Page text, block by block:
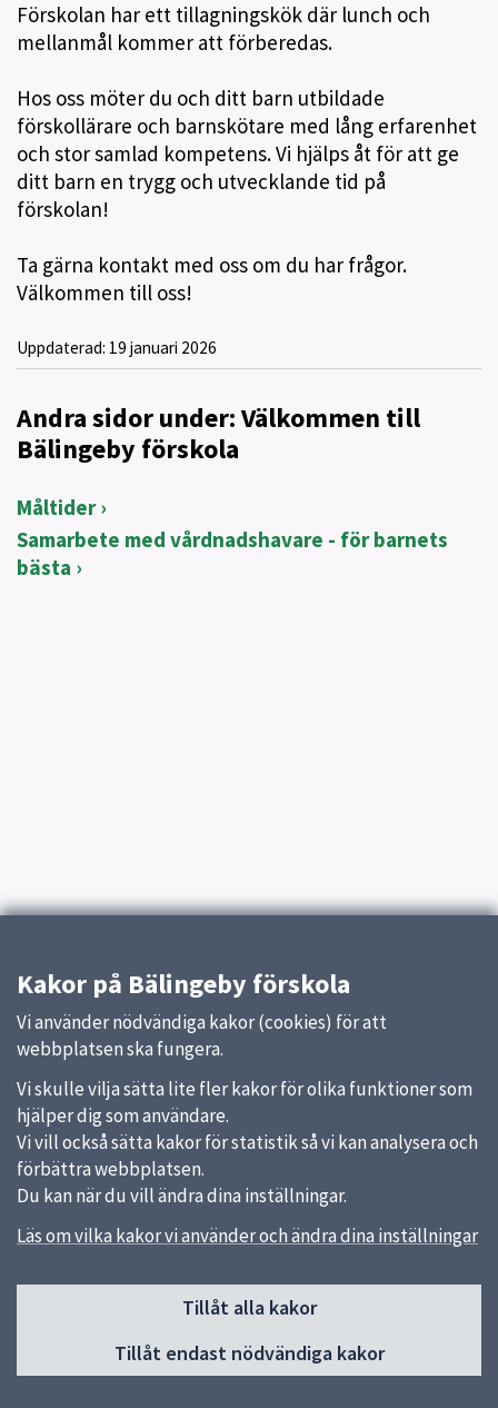
Förskolan har ett tillagningskök där lunch och
mellanmål kommer att förberedas.
Hos oss möter du och ditt barn utbildade
förskollärare och barnskötare med lång erfarenhet
och stor samlad kompetens. Vi hjälps åt för att ge
ditt barn en trygg och utvecklande tid på
förskolan!
Ta gärna kontakt med oss om du har frågor.
Välkommen till oss!
Uppdaterad: 19 januari 2026
Andra sidor under: Välkommen till
Bälingeby förskola
Måltider
Samarbete med vårdnadshavare - för barnets
bästa
Kakor på Bälingeby förskola
Vi använder nödvändiga kakor (cookies) för att
webbplatsen ska fungera.
Vi skulle vilja sätta lite fler kakor för olika funktioner som
hjälper dig som användare.
Vi vill också sätta kakor för statistik så vi kan analysera och
förbättra webbplatsen.
Du kan när du vill ändra dina inställningar.
Läs om vilka kakor vi använder och ändra dina inställningar
Tillåt alla kakor
Tillåt endast nödvändiga kakor